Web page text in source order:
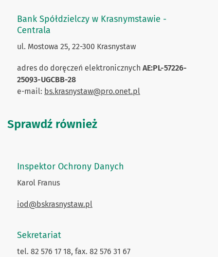
Bank Spółdzielczy w Krasnymstawie -
Centrala
ul. Mostowa 25, 22-300 Krasnystaw
adres do doręczeń elektronicznych AE:PL-57226-
25093-UGCBB-28
e-mail: bs.krasnystaw@pro.onet.pl
Sprawdź również
Inspektor Ochrony Danych
Karol Franus
iod@bskrasnystaw.pl
Sekretariat
tel. 82 576 17 18, fax. 82 576 31 67